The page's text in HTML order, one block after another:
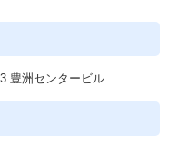
豊洲センタービル